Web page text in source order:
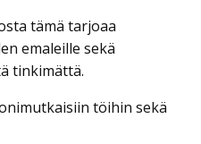
tämä tarjoaa
emaleille sekä
tinkimättä.
töihin sekä